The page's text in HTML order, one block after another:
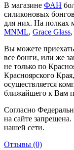
В магазине ФАН
силиконовых
для них. На полках
MNML, Grace Glass,
Вы можете
все бонги, или же
не только по
Красноярского
осуществляется
ближайшего к Вам
Согласно
на сайте
нашей сети.
Отзывы (0)